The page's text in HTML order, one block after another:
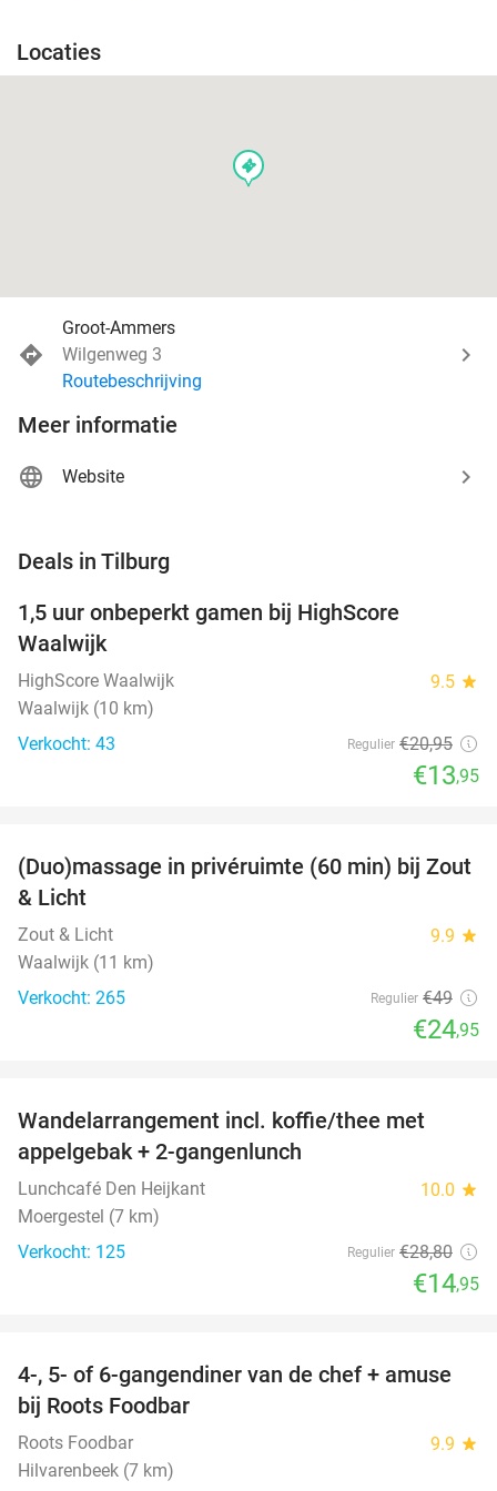
Locaties
events
Groot-Ammers
Wilgenweg 3
Routebeschrijving
Meer informatie
Website
Deals in Tilburg
TODAY
1,5 uur onbeperkt gamen bij HighScore
Waalwijk
HighScore Waalwijk 9.5 star
Waalwijk (10 km)
Verkocht: 43
Regulier €20,95
€13,95
49%
(Duo)massage in privéruimte (60 min) bij Zout
& Licht
Zout & Licht 9.9 star
Waalwijk (11 km)
Verkocht: 265
Regulier €49
€24,95
Wandelarrangement incl. koffie/thee met
appelgebak + 2-gangenlunch
Lunchcafé Den Heijkant 10.0 star
Moergestel (7 km)
Verkocht: 125
Regulier €28,80
€14,95
35%
4-, 5- of 6-gangendiner van de chef + amuse
bij Roots Foodbar
Roots Foodbar 9.9 star
Hilvarenbeek (7 km)